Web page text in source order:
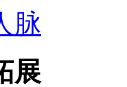
脉
展